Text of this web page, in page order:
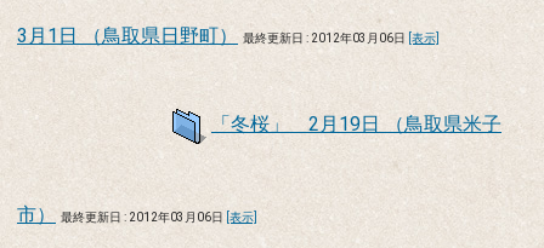
3月1日 （鳥取県日野町） 最終更新日 : 2012年03月06日 [表示]
「冬桜」 2月19日 （鳥取県米子
市） 最終更新日 : 2012年03月06日 [表示]